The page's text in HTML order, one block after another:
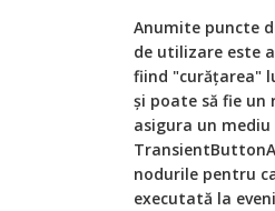
Anumite puncte
de utilizare este
fiind "curățarea"
și poate să fie un
asigura un
nodurile pentru
executată la